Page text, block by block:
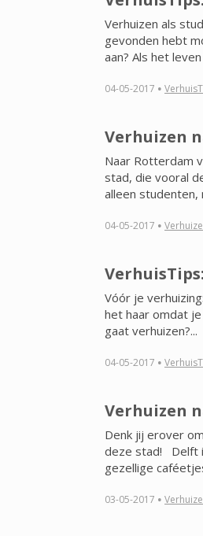
Verhuizen als
gevonden hebt
aan? Als het
04-05-2017 ·
Verhuizen
Naar Rotterdam
stad, die vooral
alleen studenten,
04-05-2017 ·
Vóór je
het haar omdat
gaat verhuizen?...
04-05-2017 ·
Verhuizen
Denk jij erover
deze stad! Delft
gezellige
03-05-2017 ·